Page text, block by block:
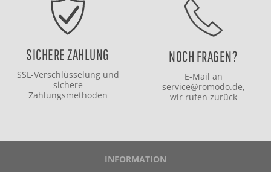
SICHERE ZAHLUNG
SSL-Verschlüsselung und
sichere
Zahlungsmethoden
NOCH FRAGEN?
E-Mail an
service@romodo.de,
wir rufen zurück
INFORMATION